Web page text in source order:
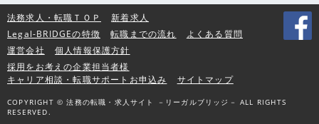
法務求人・転職ＴＯＰ
新着求人
Legal-BRIDGEの特徴
転職までの流れ
よくある質問
運営会社
個人情報保護方針
採用をお考えの企業担当者様
キャリア相談・転職サポートお申込み
サイトマップ
COPYRIGHT © 法務の転職・求人サイト －リーガルブリッジ－ ALL RIGHTS
RESERVED.